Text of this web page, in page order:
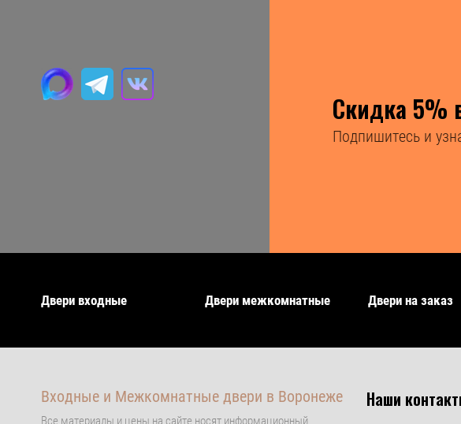
Скидка 5%
Подпишитесь и
Двери входные Двери межкомнатные Двери на заказ
Входные и Межкомнатные двери в Воронеже
Все материалы и цены на сайте носят информационный
Наши